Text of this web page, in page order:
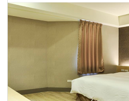
訂
房
據